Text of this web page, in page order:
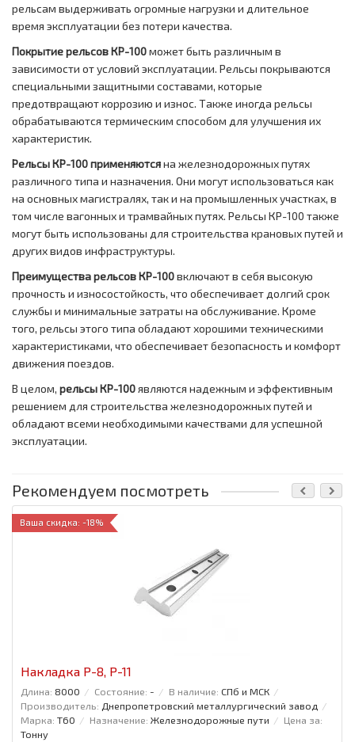
рельсам выдерживать огромные нагрузки и длительное
время эксплуатации без потери качества.
Покрытие рельсов КР-100может быть различным в
зависимости от условий эксплуатации. Рельсы покрываются
специальными защитными составами, которые
предотвращают коррозию и износ. Также иногда рельсы
обрабатываются термическим способом для улучшения их
характеристик.
Рельсы КР-100 применяютсяна железнодорожных путях
различного типа и назначения. Они могут использоваться как
на основных магистралях, так и на промышленных участках, в
том числе вагонных и трамвайных путях. Рельсы КР-100 также
могут быть использованы для строительства крановых путей и
других видов инфраструктуры.
Преимущества рельсов КР-100включают в себя высокую
прочность и износостойкость, что обеспечивает долгий срок
службы и минимальные затраты на обслуживание. Кроме
того, рельсы этого типа обладают хорошими техническими
характеристиками, что обеспечивает безопасность и комфорт
движения поездов.
В целом, рельсы КР-100являются надежным и эффективным
решением для строительства железнодорожных путей и
обладают всеми необходимыми качествами для успешной
эксплуатации.
Рекомендуем посмотреть
Ваша скидка: -18%
Накладка Р-8, Р-11
Длина: 8000 Состояние: - В наличие: СПб и МСК
Производитель: Днепропетровский металлургический завод
Марка: Т60 Назначение: Железнодорожные пути
Цена за:
Тонну